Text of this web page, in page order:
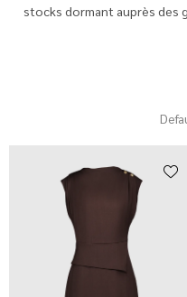
stocks dormant auprès des